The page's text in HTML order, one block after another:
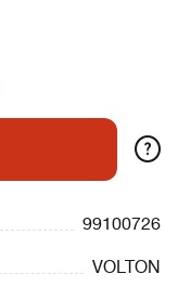
?
99100726
VOLTON